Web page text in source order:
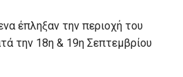
έπληξαν την περιοχή του
την 18η & 19η Σεπτεμβρίου